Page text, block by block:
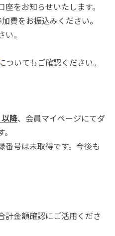
をお知らせいたします。
費をお振込みください。
。
ついてもご確認ください。
降、会員マイページにてダ
号は未取得です。今後も
計金額確認にご活用くださ